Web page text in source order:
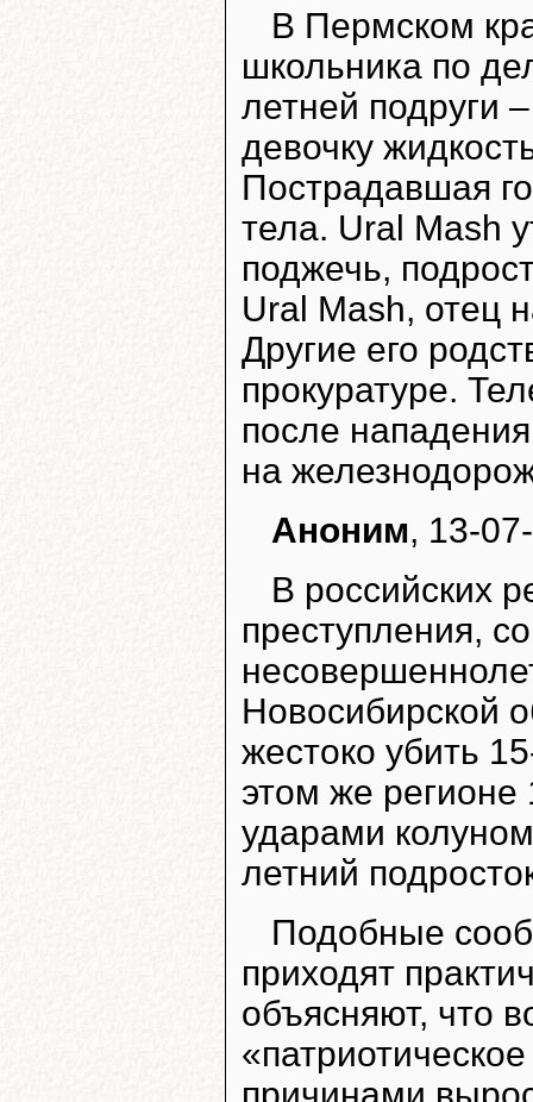
В Пермском
школьника по
летней подруги
девочку
Пострадавшая
тела. Ural Mash
поджечь,
Ural Mash, отец
Другие его
прокуратуре.
после
на
Аноним, 13-
В российских
преступления,
Новосибирской
жестоко убить
этом же регионе
ударами
летний
Подобные
приходят
объясняют, что